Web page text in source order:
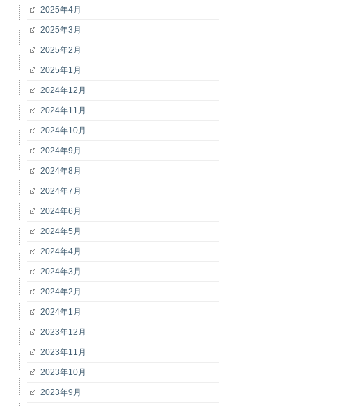
2025年4月
2025年3月
2025年2月
2025年1月
2024年12月
2024年11月
2024年10月
2024年9月
2024年8月
2024年7月
2024年6月
2024年5月
2024年4月
2024年3月
2024年2月
2024年1月
2023年12月
2023年11月
2023年10月
2023年9月